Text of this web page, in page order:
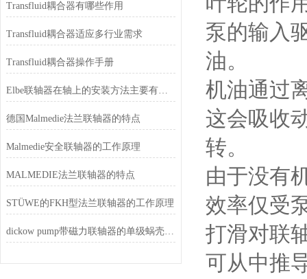
Transfluid耦合器有哪些作用
Transfluid耦合器适应多行业需求
Transfluid耦合器操作手册
Elbe联轴器在轴上的安装方法主要有三种
德国Malmedie法兰联轴器的特点
Malmedie安全联轴器的工作原理
MALMEDIE法兰联轴器的特点
STÜWE的FKH型法兰联轴器的工作原理
dickow pump带磁力联轴器的单级蜗壳泵的特点
泵的输入
油。
机油通过
这会吸收
转。
由于没有
效率仅受
打滑对联
可从中推